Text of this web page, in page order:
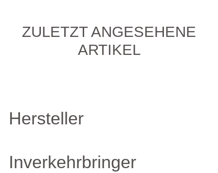
ZULETZT ANGESEHENE
ARTIKEL
Hersteller
Inverkehrbringer